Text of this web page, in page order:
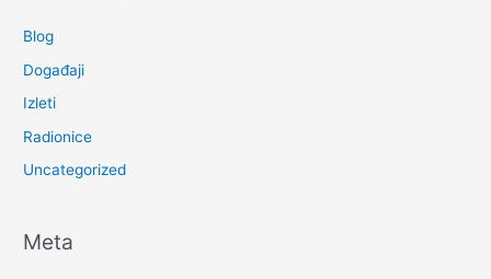
Blog
Događaji
Izleti
Radionice
Uncategorized
Meta